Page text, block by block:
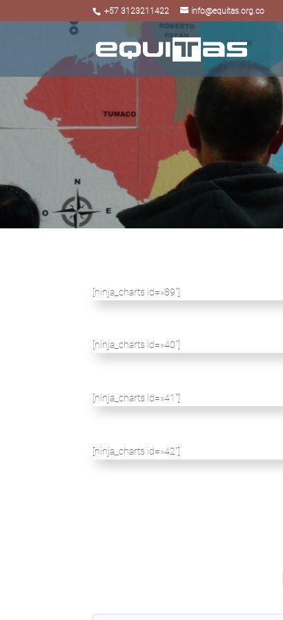
+57 3123211422 info@equitas.org.co
[ninja_charts id=»89″]
[ninja_charts id=»40″]
[ninja_charts id=»41″]
[ninja_charts id=»42″]